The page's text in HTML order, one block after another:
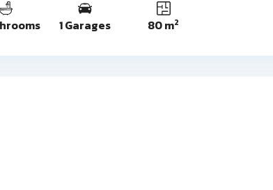
1 Garages 80 m2